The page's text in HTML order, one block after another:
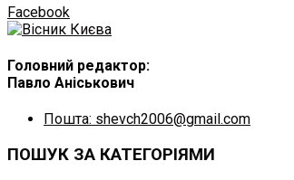
Facebook
Головний редактор:
Павло Аніськович
Пошта: shevch2006@gmail.com
ПОШУК ЗА КАТЕГОРІЯМИ